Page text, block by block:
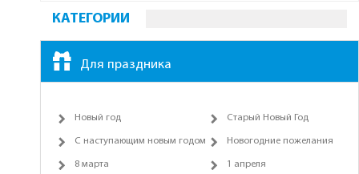
КАТЕГОРИИ
Для праздника
Новый год Старый Новый Год
С наступающим новым годом Новогодние пожелания
8 марта 1 апреля